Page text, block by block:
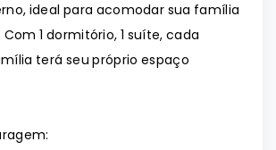
ideal para acomodar sua família
1 dormitório, 1 suíte, cada
terá seu próprio espaço